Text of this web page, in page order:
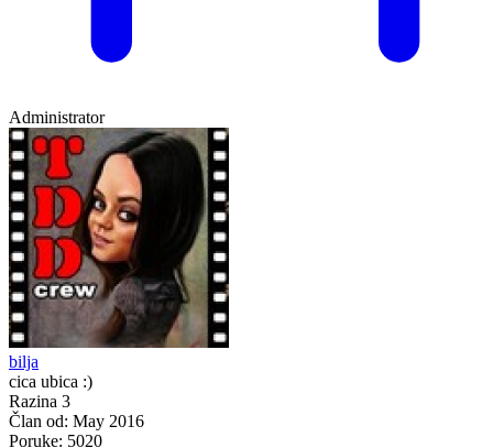
Administrator
bilja
cica ubica :)
Razina 3
Član od: May 2016
Poruke: 5020